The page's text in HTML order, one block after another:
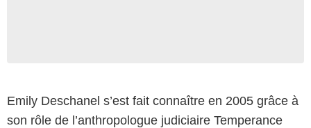
Emily Deschanel s’est fait connaître en 2005 grâce à
son rôle de l’anthropologue judiciaire Temperance